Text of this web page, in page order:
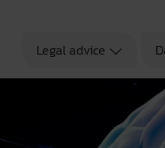
Legal advice